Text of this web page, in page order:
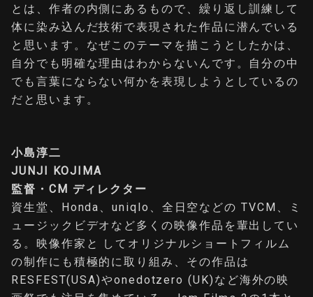
とは、作者の内側にあるもので、繰り返し訓練して
体に染み込んだ技術で表現された作品に潜んでいる
と思います。なぜこのテーマを描こうとしたかは、
自分でも明確な理由はわからないんです。自分の中
でも言葉にならない何かを表現しようとしているの
だと思います。
小島淳二
JUNJI KOJIMA
監督・CM ディレクター
資生堂、Honda、uniqlo、全日空などの TVCM、ミ
ュージックビデオなど多くの映像作品を輩出してい
る。映像作家と してオリジナルショートフィルム
の制作にも積極的に取り組み、その作品は
RESFEST(USA)やonedotzero (UK)など海外の映